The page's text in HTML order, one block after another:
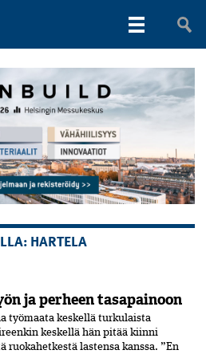
HARTELA
ja perheen tasapainoon
työmaata keskellä turkulaista
keskellä hän pitää kiinni
lastensa kanssa. ”En